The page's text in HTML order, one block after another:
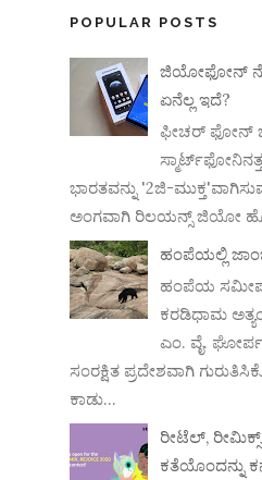
POPULAR POSTS
ಜಿಯೋಫೋನ್
ಏನೆಲ್ಲ ಇದೆ?
ಫೀಚರ್ ಫೋನ್
ಭಾರತವನ್ನು '2ಜಿ-
ಅಂಗವಾಗಿ ರಿಲಯನ್ಸ್ ಜಿಯೋ
ಹಂಪೆಯಲ್ಲಿ
ಹಂಪೆಯ
ಕರಡಿಧಾಮ
ಎಂ. ವೈ.
ಸಂರಕ್ಷಿತ ಪ್ರದೇಶವಾಗಿ
ಕಾಡು...
ರೀಟೆಲ್,
ಕತೆಯೊಂದನ್ನು